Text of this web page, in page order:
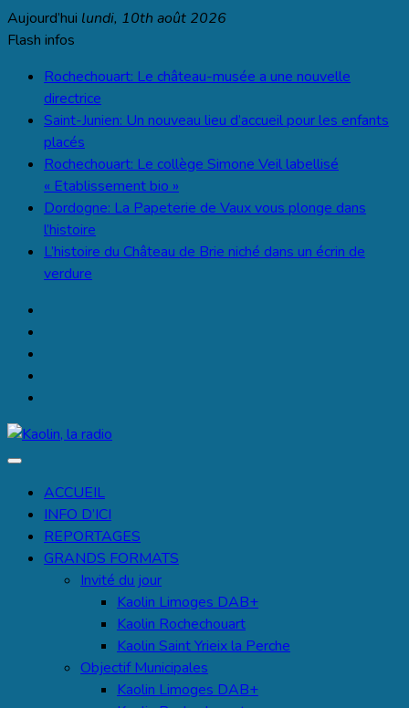
Aller
au
Aujourd’hui lundi, 10th août 2026
Flash infos
Rochechouart: Le château-musée a une nouvelle
directrice
Saint-Junien: Un nouveau lieu d’accueil pour les enfants
placés
Rochechouart: Le collège Simone Veil labellisé
« Etablissement bio »
Dordogne: La Papeterie de Vaux vous plonge dans
l’histoire
L’histoire du Château de Brie niché dans un écrin de
verdure
ACCUEIL
INFO D’ICI
REPORTAGES
GRANDS FORMATS
Invité du jour
Kaolin Limoges DAB+
Kaolin Rochechouart
Kaolin Saint Yrieix la Perche
Objectif Municipales
Kaolin Limoges DAB+